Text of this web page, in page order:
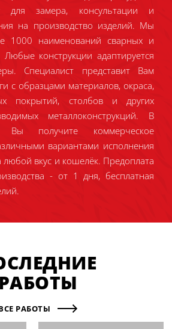
замера, консультации и
на производство изделий. Мы
1000 наименований сварных и
конструкции адаптируется
Специалист представит Вам
с образцами материалов, окраса,
покрытий, столбов и других
металлоконструкций. В
Вы получите коммерческое
вариантами исполнения
любой вкус и кошелёк. Предоплата
- от 1 дня, бесплатная
РАБОТЫ
РАБОТЫ